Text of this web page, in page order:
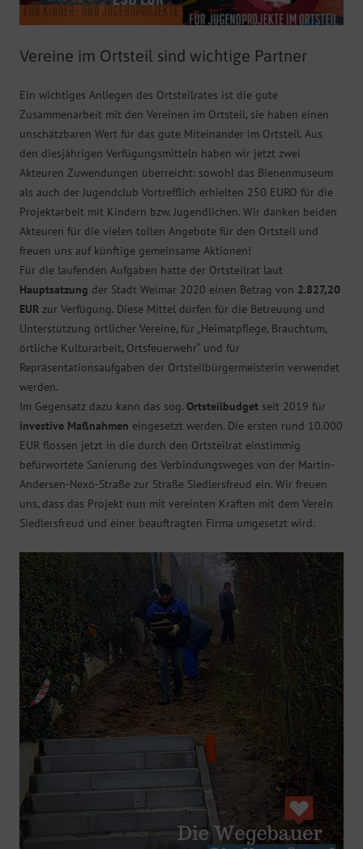
Vereine im Ortsteil sind wichtige Partner
Ein wichtiges Anliegen des Ortsteilrates ist die gute
Zusammenarbeit mit den Vereinen im Ortsteil, sie haben einen
unschätzbaren Wert für das gute Miteinander im Ortsteil. Aus
den diesjährigen Verfügungsmitteln haben wir jetzt zwei
Akteuren Zuwendungen überreicht: sowohl das Bienenmuseum
als auch der Jugendclub Vortrefflich erhielten 250 EURO für die
Projektarbeit mit Kindern bzw. Jugendlichen. Wir danken beiden
Akteuren für die vielen tollen Angebote für den Ortsteil und
freuen uns auf künftige gemeinsame Aktionen!
Für die laufenden Aufgaben hatte der Ortsteilrat laut
Hauptsatzung der Stadt Weimar 2020 einen Betrag von 2.827,20
EUR zur Verfügung. Diese Mittel dürfen für die Betreuung und
Unterstützung örtlicher Vereine, für „Heimatpflege, Brauchtum,
örtliche Kulturarbeit, Ortsfeuerwehr“ und für
Repräsentationsaufgaben der Ortsteilbürgermeisterin verwendet
werden.
Im Gegensatz dazu kann das sog. Ortsteilbudget seit 2019 für
investive Maßnahmen eingesetzt werden. Die ersten rund 10.000
EUR flossen jetzt in die durch den Ortsteilrat einstimmig
befürwortete Sanierung des Verbindungsweges von der Martin-
Andersen-Nexö-Straße zur Straße Siedlersfreud ein. Wir freuen
uns, dass das Projekt nun mit vereinten Kräften mit dem Verein
Siedlersfreud und einer beauftragten Firma umgesetzt wird.